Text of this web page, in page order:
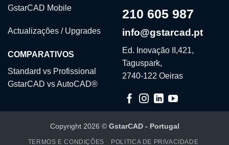
GstarCAD Mobile
Actualizações / Upgrades
COMPARATIVOS
Standard vs Profissional
GstarCAD vs AutoCAD®
210 605 987
info@gstarcad.pt
Ed. Inovação II,421,
Taguspark,
2740-122 Oeiras
Copyright 2026 © GstarCAD - Portugal
TERMOS E CONDIÇÕES POLITICA DE PRIVACIDADE